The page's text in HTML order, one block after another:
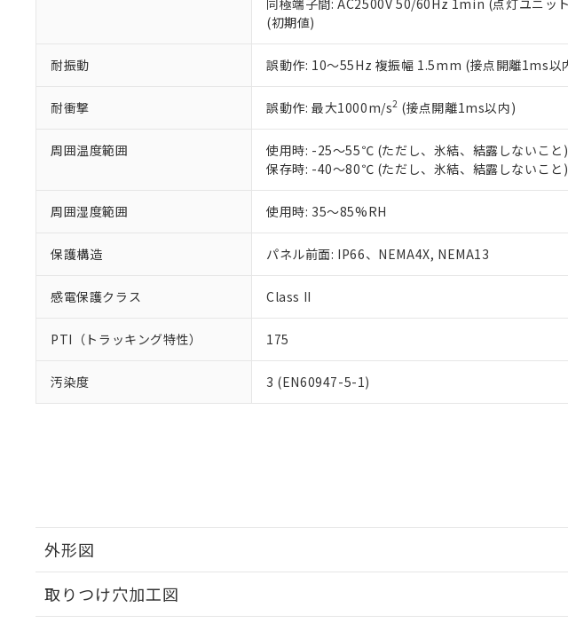
同極端子間: AC2500V 50/60Hz 1min (点灯ユニッ
(初期値)
耐振動 誤動作: 10～55Hz 複振幅 1.5mm (接点開離1ms以
耐衝撃 誤動作: 最大1000m/s2 (接点開離1ms以内)
周囲温度範囲
使用時: -25～55℃ (ただし、氷結、結露しないこと)
保存時: -40～80℃ (ただし、氷結、結露しないこと)
周囲湿度範囲 使用時: 35～85%RH
保護構造 パネル前面: IP66、NEMA4X, NEMA13
感電保護クラス Class II
PTI（トラッキング特性） 175
汚染度 3 (EN60947-5-1)
外形図
取りつけ穴加工図